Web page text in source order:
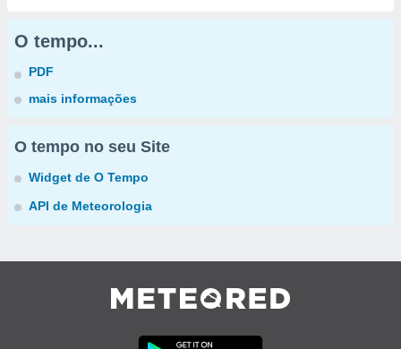
O tempo...
PDF
mais informações
O tempo no seu Site
Widget de O Tempo
API de Meteorologia